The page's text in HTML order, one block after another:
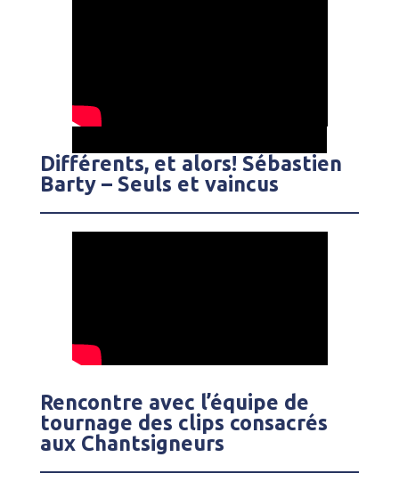
Différents, et alors! Sébastien
Barty – Seuls et vaincus
Rencontre avec l’équipe de
tournage des clips consacrés
aux Chantsigneurs